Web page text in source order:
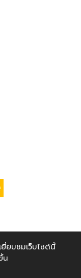
Reserved.
ยี่ยมชมเว็บไซต์นี้
น